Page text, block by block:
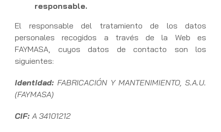
responsable.
El responsable del tratamiento de los datos
personales recogidos a través de la Web es
FAYMASA, cuyos datos de contacto son los
siguientes:
Identidad: FABRICACIÓN Y MANTENIMIENTO, S.A.U.
(FAYMASA)
CIF: A 34101212